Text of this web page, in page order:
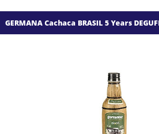
GERMANA Cachaca BRASIL 5 Years